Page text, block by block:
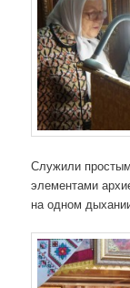
Служили
элементами
на одном